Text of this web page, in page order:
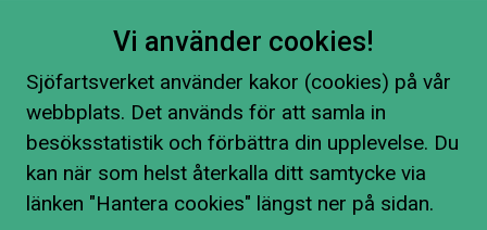
Vi använder cookies!
Sjöfartsverket använder kakor (cookies) på vår
webbplats. Det används för att samla in
besöksstatistik och förbättra din upplevelse. Du
kan när som helst återkalla ditt samtycke via
länken "Hantera cookies" längst ner på sidan.